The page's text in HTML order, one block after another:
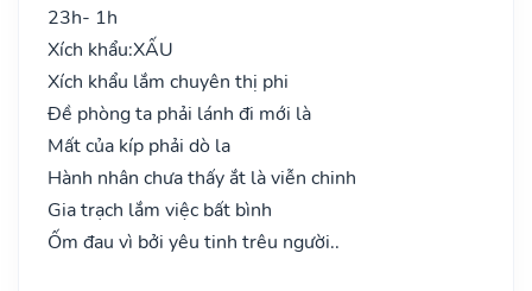
23h- 1h
Xích khẩu:XẤU
Xích khẩu lắm chuyên thị phi
Đề phòng ta phải lánh đi mới là
Mất của kíp phải dò la
Hành nhân chưa thấy ắt là viễn chinh
Gia trạch lắm việc bất bình
Ốm đau vì bởi yêu tinh trêu người..